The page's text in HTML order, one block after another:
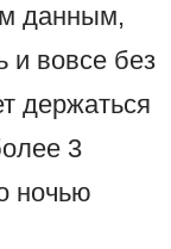
данным,
и вовсе без
держаться
3
ночью